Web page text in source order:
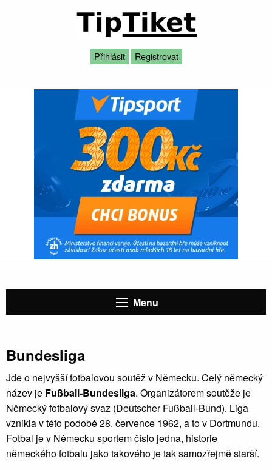
Přihlásit Registrovat
Menu
Bundesliga
Jde o nejvyšší fotbalovou soutěž v Německu. Celý německý
název je Fußball-Bundesliga. Organizátorem soutěže je
Německý fotbalový svaz (Deutscher Fußball-Bund). Liga
vznikla v této podobě 28. července 1962, a to v Dortmundu.
Fotbal je v Německu sportem číslo jedna, historie
německého fotbalu jako takového je tak samozřejmě starší.